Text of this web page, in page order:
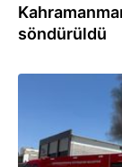
söndürüldü